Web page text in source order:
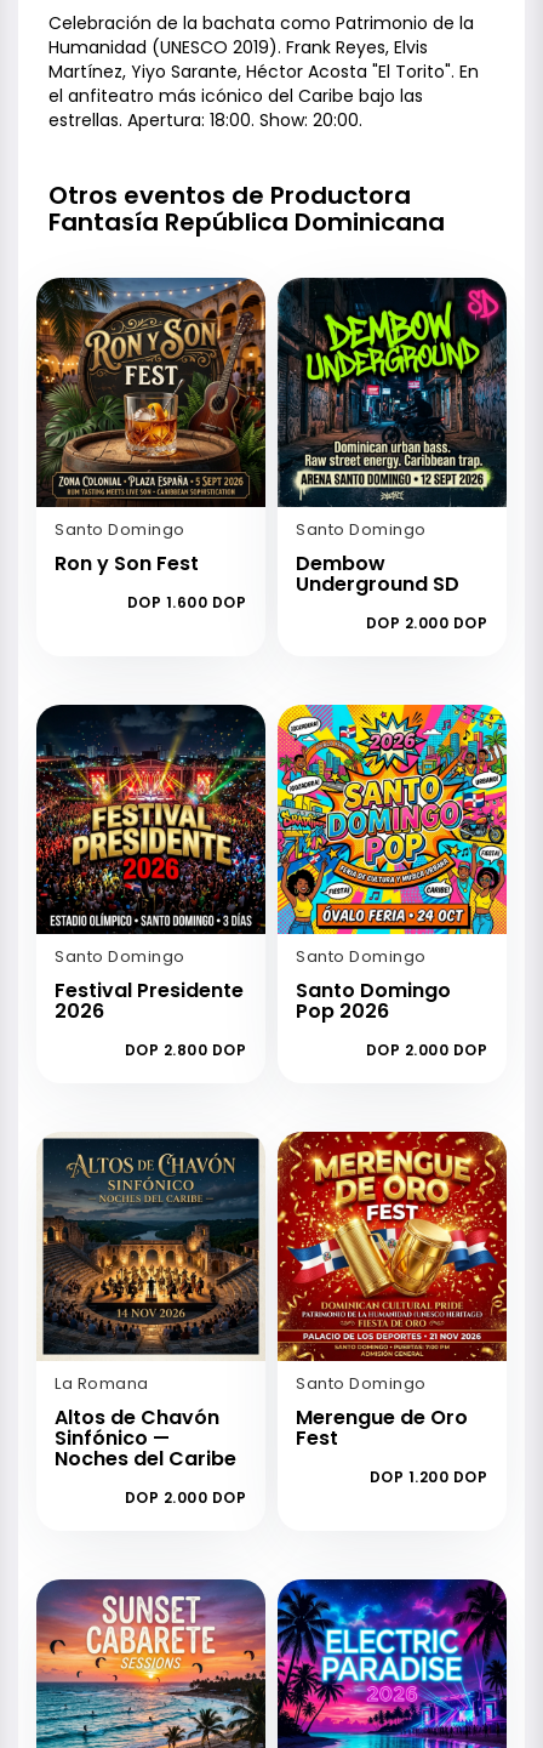
Celebración de la bachata como Patrimonio de la
Humanidad (UNESCO 2019). Frank Reyes, Elvis
Martínez, Yiyo Sarante, Héctor Acosta "El Torito". En
el anfiteatro más icónico del Caribe bajo las
estrellas. Apertura: 18:00. Show: 20:00.
Otros eventos de Productora
Fantasía República Dominicana
Santo Domingo
Ron y Son Fest
DOP 1.600 DOP
Santo Domingo
Dembow
Underground SD
DOP 2.000 DOP
Santo Domingo
Festival Presidente
2026
DOP 2.800 DOP
Santo Domingo
Santo Domingo
Pop 2026
DOP 2.000 DOP
La Romana
Altos de Chavón
Sinfónico —
Noches del Caribe
DOP 2.000 DOP
Santo Domingo
Merengue de Oro
Fest
DOP 1.200 DOP